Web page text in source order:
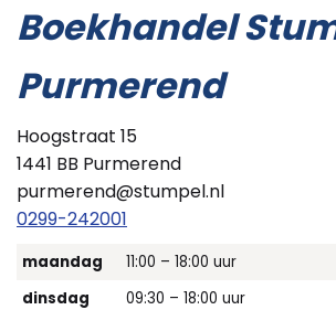
Boekhandel
Purmerend
Hoogstraat 15
1441 BB Purmerend
purmerend@stumpel.nl
0299-242001
maandag
11:00 – 18:00 uur
dinsdag
09:30 – 18:00 uur